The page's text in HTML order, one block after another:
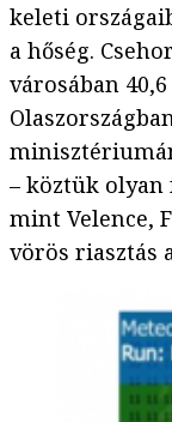
keleti
a hőség.
városában
– köztük
mint Velence,
vörös riasztás